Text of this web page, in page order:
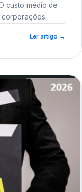
corporações
órgãos como a
Ler artigo →